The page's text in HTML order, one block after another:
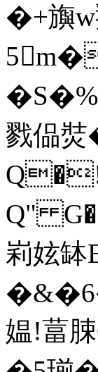
� +旟
戮偘
Q"
峲妶缽
媪!葍